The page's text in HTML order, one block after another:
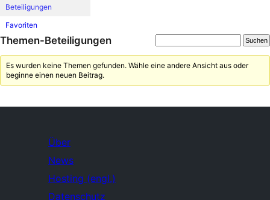
Beteiligungen
Favoriten
Themen-Beteiligungen
Es wurden keine Themen gefunden. Wähle eine andere Ansicht aus oder
beginne einen neuen Beitrag.
Über
News
Hosting (engl.)
Datenschutz